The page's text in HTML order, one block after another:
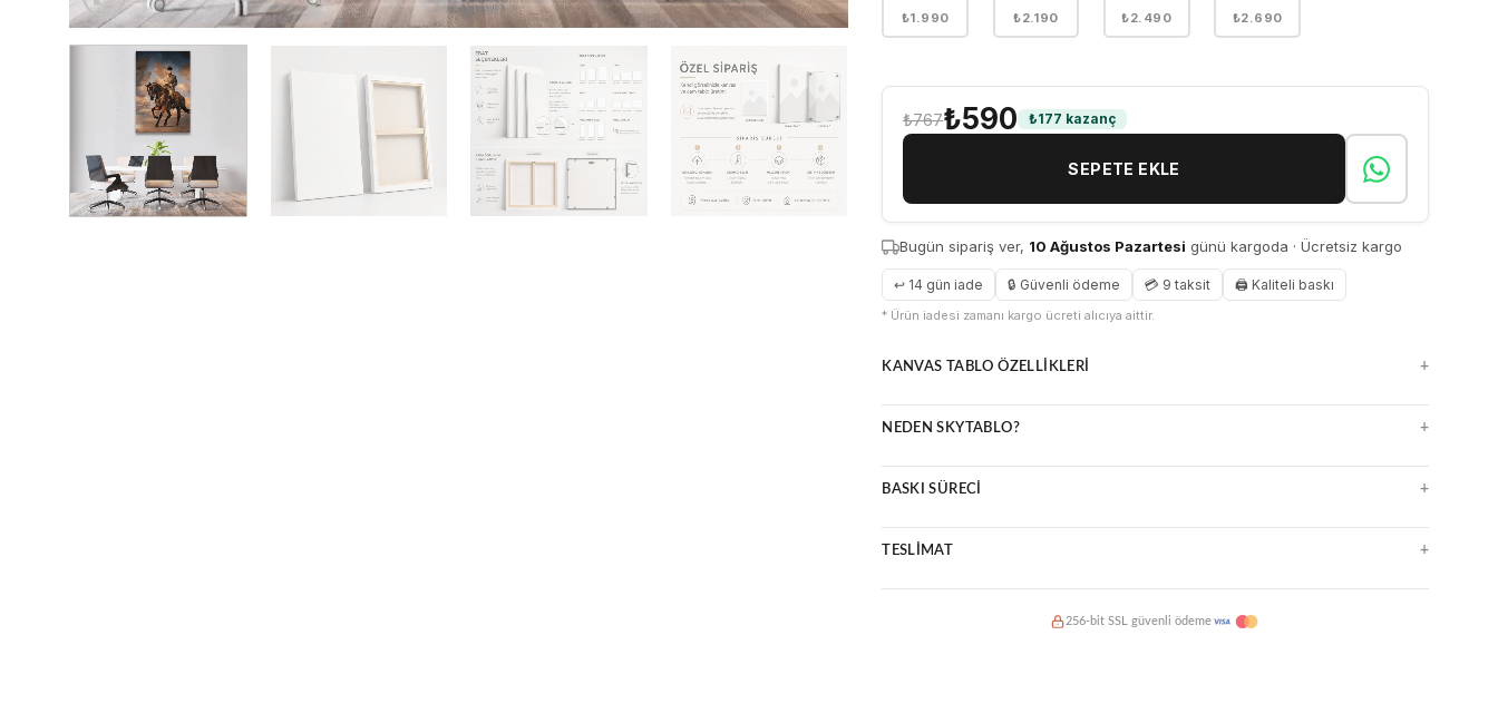
₺1.990 ₺2.190 ₺2.490 ₺2.690
₺767₺590 ₺177 kazanç
SEPETE EKLE
Bugün sipariş ver, 10 Ağustos Pazartesi günü kargoda · Ücretsiz kargo
↩ 14 gün iade 🔒 Güvenli ödeme 💳 9 taksit 🖨 Kaliteli baskı
* Ürün iadesi zamanı kargo ücreti alıcıya aittir.
KANVAS TABLO ÖZELLIKLERI +
Çerçeveli veya çerçevesiz seçenekler
Uzun ömürlü ve kolay temizlenir
NEDEN SKYTABLO? +
Ücretsiz kargo, güvenli paketleme
14 gün kolay iade
BASKI SÜRECI +
Çizilmeye karşı dirençli yüzey
TESLIMAT +
Kredi kartına taksit imkanı256-bit SSL güvenli ödeme